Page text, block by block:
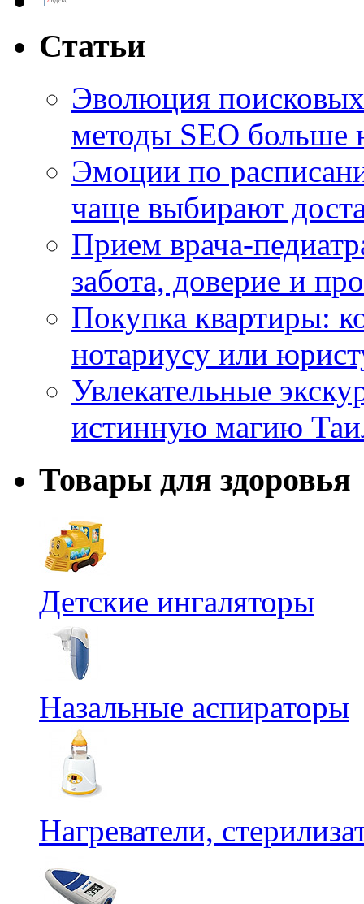
Статьи
Эволюция
методы SEO больше
Эмоции по
чаще выбирают
Прием врача-
забота, доверие и
Покупка квартиры:
нотариусу или
Увлекательные
истинную магию
Товары для здоровья
Детские ингаляторы
Назальные аспираторы
Нагреватели,